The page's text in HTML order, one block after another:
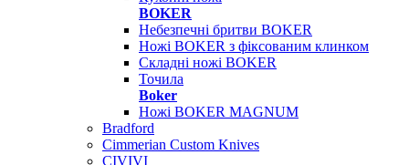
BOKER
Небезпечні бритви BOKER
Ножі BOKER з фіксованим клинком
Складні ножі BOKER
Точила
Boker
Ножі BOKER MAGNUM
Bradford
Cimmerian Custom Knives
CIVIVI